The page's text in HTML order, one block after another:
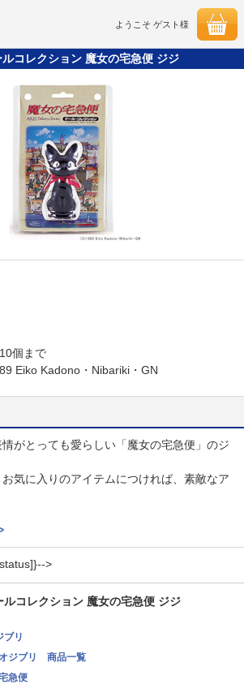
ようこそ ゲスト様
ルコレクション 魔女の宅急便 ジジ
個まで
Eiko Kadono・Nibariki・GN
がとっても愛らしい「魔女の宅急便」のジ
気に入りのアイテムにつければ、素敵なア
ルコレクション 魔女の宅急便 ジジ
ブリ
ジブリ 商品一覧
急便